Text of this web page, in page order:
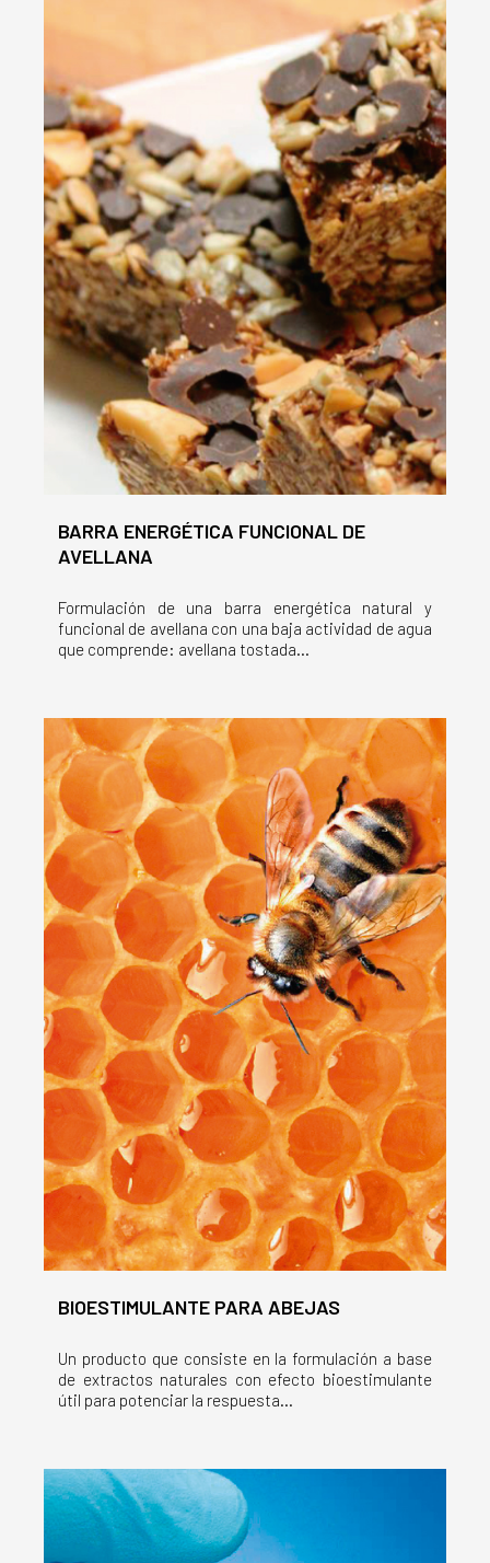
BARRA ENERGÉTICA FUNCIONAL DE
AVELLANA
Formulación de una barra energética natural y
funcional de avellana con una baja actividad de agua
que comprende: avellana tostada...
BIOESTIMULANTE PARA ABEJAS
Un producto que consiste en la formulación a base
de extractos naturales con efecto bioestimulante
útil para potenciar la respuesta...